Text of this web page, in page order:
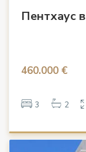
Пентхаус
460.000 €
3 2